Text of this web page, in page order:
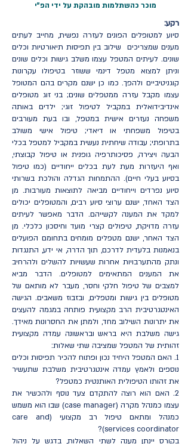
מוכר כהשתלמות מובהקת על ידי הפ"י
רקע:
סיוע למטופלים הפונים לעזרה נפשית, מחייב לעתים
מענים שמצריכים שילוב בין תפיסות תיאורטיות וכלים
שונים. לעיתים המטפל עצמו משלב גישות וכלים שונים
וניתן למצוא מטפל דינמי ששוזר בטיפולו עקרונות
קוגניטיביים ולהפך. כמו כן ישנם מקרים בהם המטופל
עצמו מקבל עזרה ממטפלים שונים; בני זוג מטופלים
אינדיבידואלית במקביל לטיפול זוגי; ילדים באותה
משפחה נעזרים אישית במטפל, ובו בעת מעורבים
בטיפול משפחתי או דיאדי; טיפול אישי משולב
בתרופתי; עבודה שיחתית נעשית במקביל למטפל בכלי
הבעה ויצירה, פסיכותרפיה גופנית או טיפול קבוצתי,
ואף היעזרות מעת לעת בכלים ייחודיים (כמו טיפול
בסיוע בעלי חיים). ההתמחות הגדלה והולכת בשרותי
סיוע נפרדים וייחודיים מביאה לתוצאות מעורבות. מן
הצד האחד, ישנם ערוצי סיוע רבים, והמטופלים יכולים
למקד את המענה לקשייהם. הדבר מאפשר לעיתים
עזרה מדויקת, טיפולים קצרי מועד וחיסכון כלכלי. מן
הצד האחר, ישנם מטפלים מומחים בתחומם הפועלים
בנאמנות בלעדית לדרכם, תוך הדרה, אי ידע, התנגדות
ונתק מהתערבויות אחרות שעשויות להשלים ולהרחיב
את המענים המתאימים למטופלים. הדבר מביא
למצבים של טיפול חלקי וחסר, מעבר לא מותאם של
מטופלים בין גישות ומטפלים, ובזבוז משאבים. הגישה
האינטגרטיבית הרב מקצועית פותחה במגמה להעצים
את יתרונות השילוב מחד, ולמתן את החסרונות מאידך.
גישה משלבת היא בראש ובראשונה עמדה מקצועית
זהותית של המטפל שמציבה שתי שאלות:
1. האם המטפל היחיד נכון ופתוח להכיר תפיסות וכלים
נוספים ולאמץ עמדה אינטגרטיבית משלבת שתעשיר
את זהותו הטיפולית האותנטית כמטפל?
2. האם הוא רוצה להתקדם צעד נוסף ולהכשיר את
עצמו כמנהל מקרה (case manager) שבו הוא משמש
כמנהל ומתאם טיפול רב מקצועי (care and
services coordinator)?
בקורס יינתן מענה לשתי השאלות, בדגש על ניהול